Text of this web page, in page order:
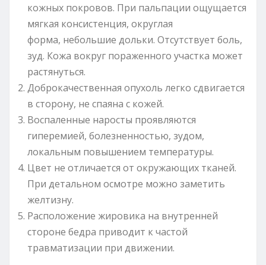
кожных покровов. При пальпации ощущается
мягкая консистенция, округлая
форма, небольшие дольки. Отсутствует боль,
зуд. Кожа вокруг пораженного участка может
растянуться.
Доброкачественная опухоль легко сдвигается
в сторону, не спаяна с кожей.
Воспаленные наросты проявляются
гиперемией, болезненностью, зудом,
локальным повышением температуры.
Цвет не отличается от окружающих тканей.
При детальном осмотре можно заметить
желтизну.
Расположение жировика на внутренней
стороне бедра приводит к частой
травматизации при движении.